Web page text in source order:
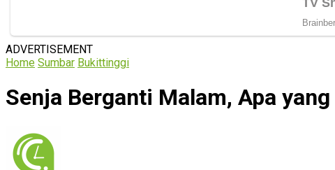
ADVERTISEMENT
Home Sumbar Bukittinggi
Senja Berganti Malam, Apa